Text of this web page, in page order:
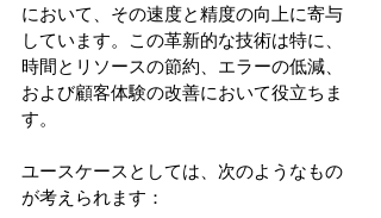
において、その速度と精度の向上に寄与
しています。この革新的な技術は特に、
時間とリソースの節約、エラーの低減、
および顧客体験の改善において役立ちま
す。
ユースケースとしては、次のようなもの
が考えられます：